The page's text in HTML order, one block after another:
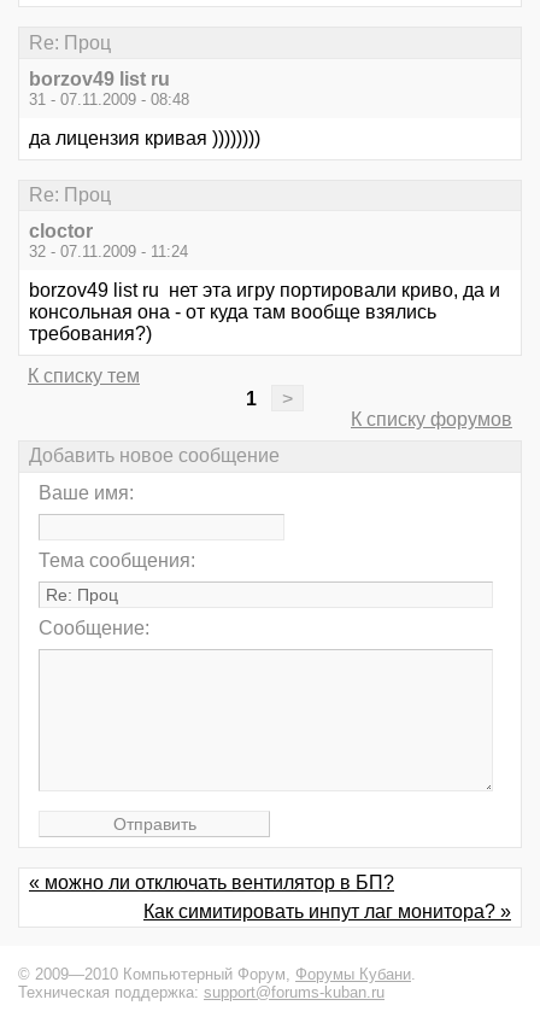
Re: Проц
borzov49 list ru
31 - 07.11.2009 - 08:48
да лицензия кривая ))))))))
Re: Проц
cloctor
32 - 07.11.2009 - 11:24
borzov49 list ru нет эта игру портировали криво, да и
консольная она - от куда там вообще взялись
требования?)
К списку тем
1
>
К списку форумов
Добавить новое сообщение
Ваше имя:
Тема сообщения:
Сообщение:
« можно ли отключать вентилятор в БП?
Как симитировать инпут лаг монитора? »
© 2009—2010 Компьютерный Форум, Форумы Кубани.
Техническая поддержка: support@forums-kuban.ru